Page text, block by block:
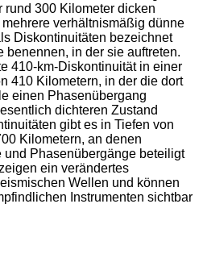
rund 300 Kilometer dicken
verhältnismäßig dünne
Diskontinuitäten bezeichnet
benennen, in der sie auftreten.
410-km-Diskontinuität in einer
410 Kilometern, in der die dort
einen Phasenübergang
dichteren Zustand
gibt es in Tiefen von
Kilometern, an denen
Phasenübergänge beteiligt
ein verändertes
Wellen und können
Instrumenten sichtbar